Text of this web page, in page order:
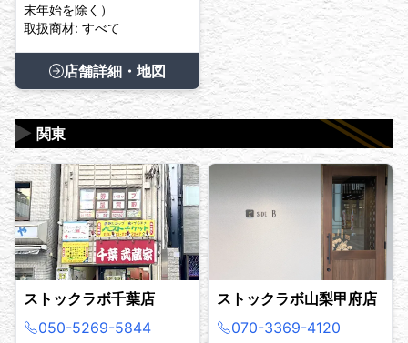
末年始を除く）
取扱商材: すべて
店舗詳細・地図
関東
▶
ストックラボ千葉店
050-5269-5844
ストックラボ山梨甲府店
070-3369-4120